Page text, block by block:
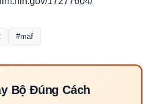
#maf
Bộ Đúng Cách